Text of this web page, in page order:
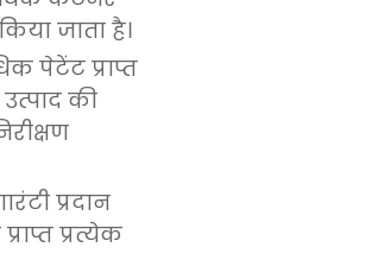
जाता है।
पेटेंट प्राप्त
की
प्रदान
प्रत्येक